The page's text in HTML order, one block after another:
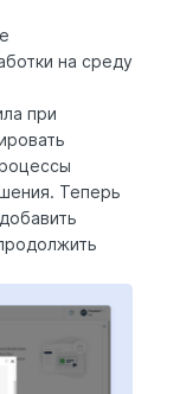
на среду
при
Теперь